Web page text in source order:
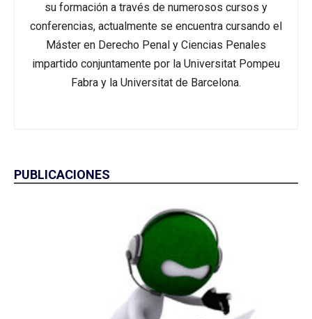
su formación a través de numerosos cursos y
conferencias, actualmente se encuentra cursando el
Máster en Derecho Penal y Ciencias Penales
impartido conjuntamente por la Universitat Pompeu
Fabra y la Universitat de Barcelona.
PUBLICACIONES